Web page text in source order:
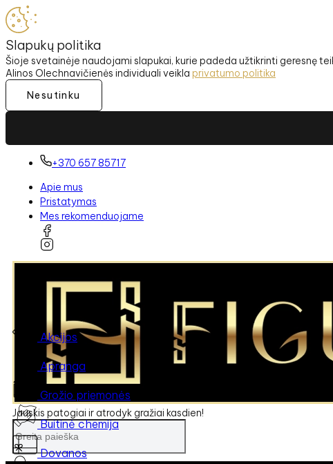
Slapukų politika
Šioje svetainėje naudojami slapukai, kurie padeda užtikrinti geresnę
Alinos Olechnavičienės individuali veikla privatumo politika
Nesutinku
+370 657 85717
Apie mus
Pristatymas
Mes rekomenduojame
Jauskis patogiai ir atrodyk gražiai kasdien!
Akcijos
Apranga
Grožio priemonės
Buitinė chemija
Dovanos